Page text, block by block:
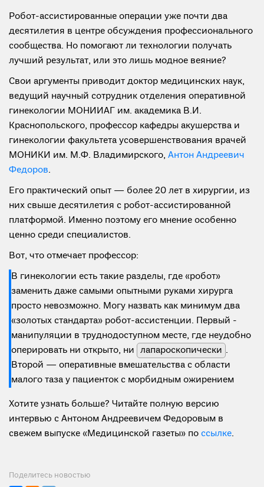
Робот-ассистированные операции уже почти два
десятилетия в центре обсуждения профессионального
сообщества. Но помогают ли технологии получать
лучший результат, или это лишь модное веяние?
Свои аргументы приводит доктор медицинских наук,
ведущий научный сотрудник отделения оперативной
гинекологии МОНИИАГ им. академика В.И.
Краснопольского, профессор кафедры акушерства и
гинекологии факультета усовершенствования врачей
МОНИКИ им. М.Ф. Владимирского, Антон Андреевич
Федоров.
Его практический опыт — более 20 лет в хирургии, из
них свыше десятилетия с робот-ассистированной
платформой. Именно поэтому его мнение особенно
ценно среди специалистов.
Вот, что отмечает профессор:
В гинекологии есть такие разделы, где «робот»
заменить даже самыми опытными руками хирурга
просто невозможно. Могу назвать как минимум два
«золотых стандарта» робот-ассистенции. Первый -
манипуляции в труднодоступном месте, где неудобно
оперировать ни открыто, ни лапароскопически .
Второй — оперативные вмешательства с области
малого таза у пациенток с морбидным ожирением
Хотите узнать больше? Читайте полную версию
интервью с Антоном Андреевичем Федоровым в
свежем выпуске «Медицинской газеты» по ссылке.
Поделитесь новостью